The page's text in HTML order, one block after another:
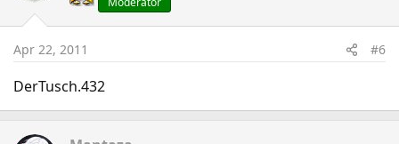
Apr 22, 2011 #6
DerTusch.432